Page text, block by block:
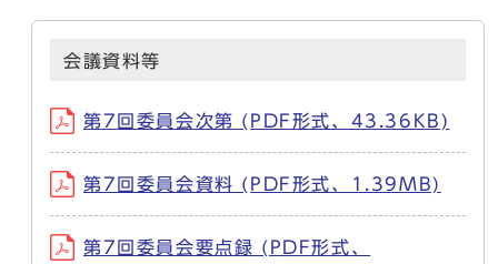
会議資料等
第7回委員会次第 (PDF形式、43.36KB)
第7回委員会資料 (PDF形式、1.39MB)
第7回委員会要点録 (PDF形式、